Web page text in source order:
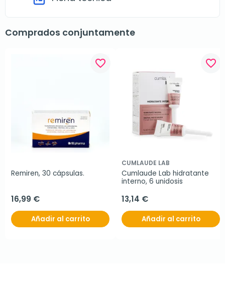
Comprados conjuntamente
favorite_border
Remiren, 30 cápsulas.
16,99 €
Añadir al carrito
favorite_border
CUMLAUDE LAB
Cumlaude Lab hidratante
interno, 6 unidosis
13,14 €
Añadir al carrito